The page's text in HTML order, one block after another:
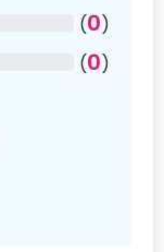
(0)
(0)